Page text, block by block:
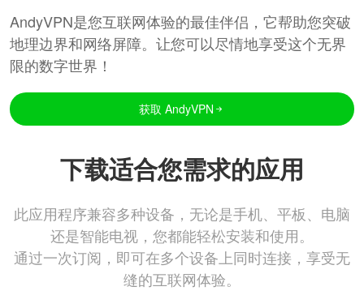
AndyVPN是您互联网体验的最佳伴侣，它帮助您突破
地理边界和网络屏障。让您可以尽情地享受这个无界
限的数字世界！
获取 AndyVPN
下载适合您需求的应用
此应用程序兼容多种设备，无论是手机、平板、电脑
还是智能电视，您都能轻松安装和使用。
通过一次订阅，即可在多个设备上同时连接，享受无
缝的互联网体验。